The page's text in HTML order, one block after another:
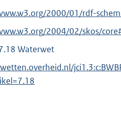
2000/01/rdf-
2004/02/skos/
Waterwet